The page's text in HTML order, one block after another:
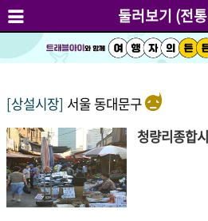
둘러보기 (전
[상설시장] 서울 동대문구
청량리종합